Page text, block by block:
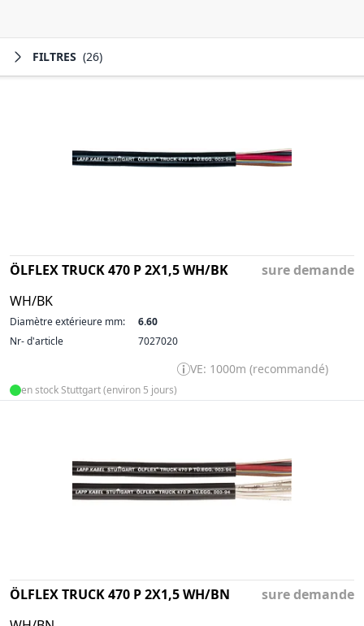
FILTRES (26)
ÖLFLEX TRUCK 470 P 2X1,5 WH/BK
WH/BK
sure demande
Diamètre extérieure mm:
6.60
Nr- d'article
7027020
VE: 1000m (recommandé)
en stock Stuttgart (environ 5 jours)
ÖLFLEX TRUCK 470 P 2X1,5 WH/BN
sure demande